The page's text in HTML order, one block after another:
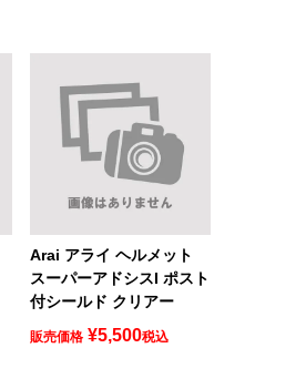
Arai アライ ヘルメット
スーパーアドシスI ポスト
付シールド クリアー
販売価格 ¥5,500税込